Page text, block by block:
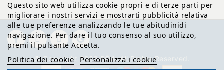
Questo sito web utilizza cookie propri e di terze parti per
migliorare i nostri servizi e mostrarti pubblicità relativa
alle tue preferenze analizzando le tue abitudinidi
navigazione. Per dare il tuo consenso al suo utilizzo,
premi il pulsante Accetta.
Politica dei cookie Personalizza i cookie
© Copyright 2026 BŌA. All Rights Reserved.